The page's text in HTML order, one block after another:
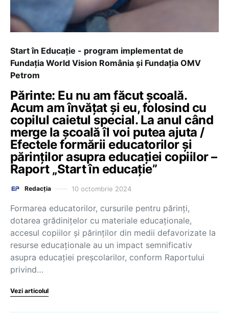
Start în Educație - program implementat de
Fundația World Vision România și Fundația OMV
Petrom
Părinte: Eu nu am făcut școală.
Acum am învățat și eu, folosind cu
copilul caietul special. La anul când
merge la școală îl voi putea ajuta /
Efectele formării educatorilor și
părinților asupra educației copiilor –
Raport „Start în educație”
Redacția 10 octombrie 2024
Formarea educatorilor, cursurile pentru părinți,
dotarea grădinițelor cu materiale educaționale,
accesul copiilor și părinților din medii defavorizate la
resurse educaționale au un impact semnificativ
asupra educației preșcolarilor, conform Raportului
privind…
Vezi articolul